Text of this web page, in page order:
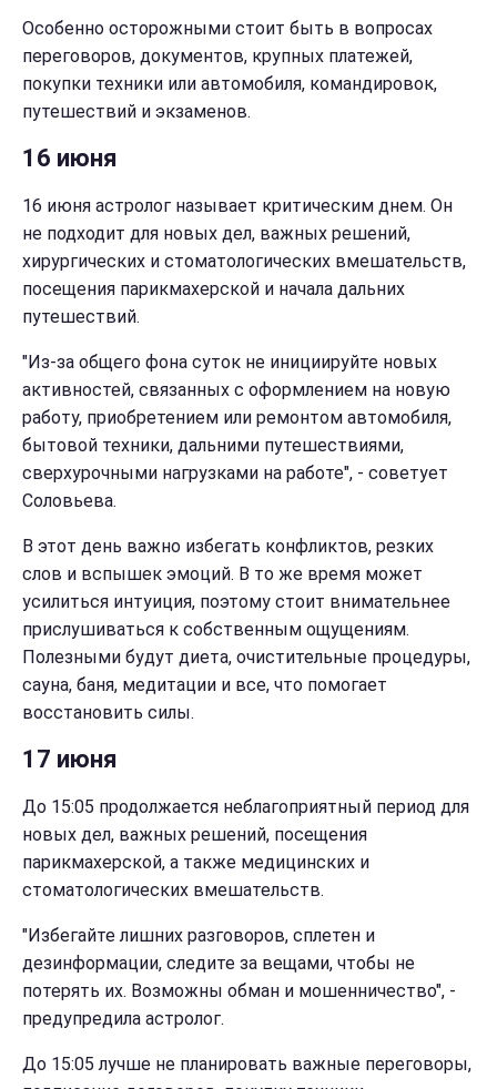
Особенно осторожными стоит быть в вопросах
переговоров, документов, крупных платежей,
покупки техники или автомобиля, командировок,
путешествий и экзаменов.
16 июня
16 июня астролог называет критическим днем. Он
не подходит для новых дел, важных решений,
хирургических и стоматологических вмешательств,
посещения парикмахерской и начала дальних
путешествий.
"Из-за общего фона суток не инициируйте новых
активностей, связанных с оформлением на новую
работу, приобретением или ремонтом автомобиля,
бытовой техники, дальними путешествиями,
сверхурочными нагрузками на работе", - советует
Соловьева.
В этот день важно избегать конфликтов, резких
слов и вспышек эмоций. В то же время может
усилиться интуиция, поэтому стоит внимательнее
прислушиваться к собственным ощущениям.
Полезными будут диета, очистительные процедуры,
сауна, баня, медитации и все, что помогает
восстановить силы.
17 июня
До 15:05 продолжается неблагоприятный период для
новых дел, важных решений, посещения
парикмахерской, а также медицинских и
стоматологических вмешательств.
"Избегайте лишних разговоров, сплетен и
дезинформации, следите за вещами, чтобы не
потерять их. Возможны обман и мошенничество", -
предупредила астролог.
До 15:05 лучше не планировать важные переговоры,